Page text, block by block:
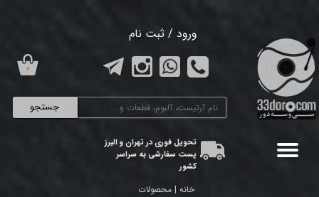
جستجو
ورود / ثبت نام
تغییر گذر واژه
سفارشات
تحویل فوری در تهران و البرز
پست سفارشی به سراسر
کشور
۰
خانه | محصولات